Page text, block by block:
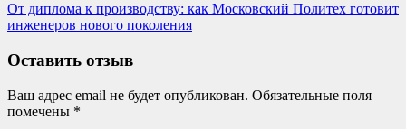
по
Post:
Next
Post:
От диплома к производству: как Московский Политех готовит
инженеров нового поколения
Оставить отзыв
Ваш адрес email не будет опубликован. Обязательные поля
помечены *